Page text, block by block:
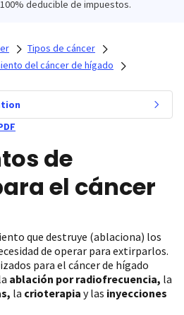
deducible de impuestos.
Tipos de cáncer
del cáncer de hígado
de
el cáncer
que destruye (ablaciona) los
de operar para extirparlos.
para el cáncer de hígado
ablación por radiofrecuencia, la
la crioterapia y las inyecciones